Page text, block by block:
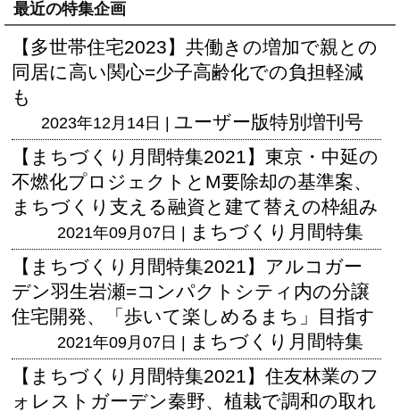
最近の特集企画
【多世帯住宅2023】共働きの増加で親との
同居に高い関心=少子高齢化での負担軽減
も
2023年12月14日 | ユーザー版特別増刊号
【まちづくり月間特集2021】東京・中延の
不燃化プロジェクトとM要除却の基準案、
まちづくり支える融資と建て替えの枠組み
2021年09月07日 | まちづくり月間特集
【まちづくり月間特集2021】アルコガー
デン羽生岩瀬=コンパクトシティ内の分譲
住宅開発、「歩いて楽しめるまち」目指す
2021年09月07日 | まちづくり月間特集
【まちづくり月間特集2021】住友林業のフ
ォレストガーデン秦野、植栽で調和の取れ